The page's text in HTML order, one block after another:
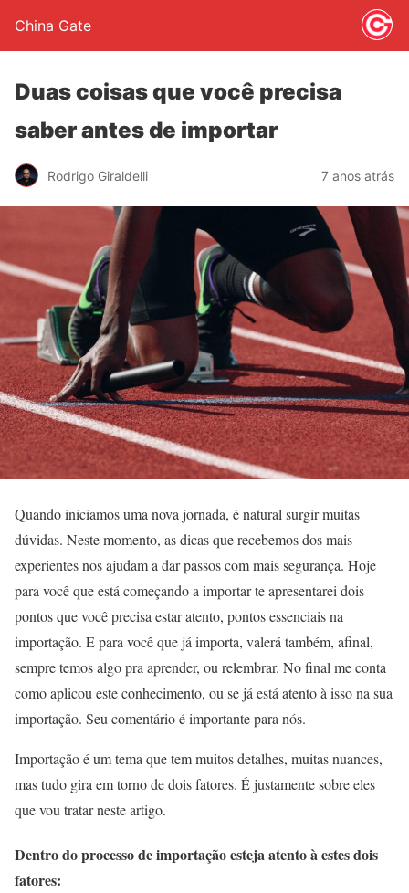
China Gate
Duas coisas que você precisa
saber antes de importar
Rodrigo Giraldelli 7 anos atrás
Quando iniciamos uma nova jornada, é natural surgir muitas
dúvidas. Neste momento, as dicas que recebemos dos mais
experientes nos ajudam a dar passos com mais segurança. Hoje
para você que está começando a importar te apresentarei dois
pontos que você precisa estar atento, pontos essenciais na
importação. E para você que já importa, valerá também, afinal,
sempre temos algo pra aprender, ou relembrar. No final me conta
como aplicou este conhecimento, ou se já está atento à isso na sua
importação. Seu comentário é importante para nós.
Importação é um tema que tem muitos detalhes, muitas nuances,
mas tudo gira em torno de dois fatores. É justamente sobre eles
que vou tratar neste artigo.
Dentro do processo de importação esteja atento à estes dois
fatores: